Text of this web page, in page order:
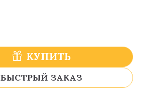
КУПИТЬ
БЫСТРЫЙ ЗАКАЗ